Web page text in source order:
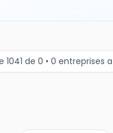
1041 de 0 • 0 entreprises